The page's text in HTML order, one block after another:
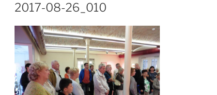
2017-08-26_010